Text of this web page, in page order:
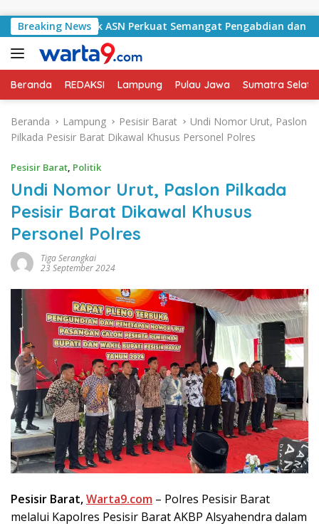
Breaking News
Ajak ASN Perkuat Semangat Pengabdian dan
Beranda REDAKSI Lampung Pulau Jawa Sumatra
Beranda Lampung Pesisir Barat
Undi Nomor Urut, Paslon
Pilkada Pesisir Barat Dikawal Khusus Personel Polres
Pesisir Barat, Politik
Undi Nomor Urut, Paslon Pilkada
Pesisir Barat Dikawal Khusus
Personel Polres
Tiga Serangkai
23 September 2024
Pesisir Barat,Warta9.com – Polres Pesisir Barat
melalui Kapolres Pesisir Barat AKBP Alsyahendra dalam